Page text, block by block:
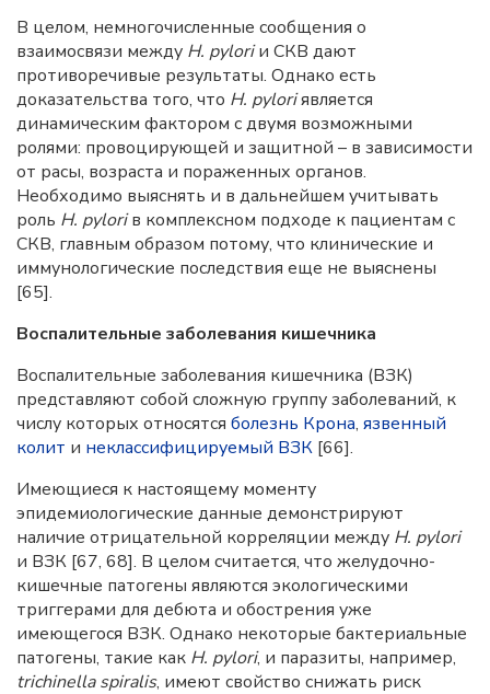
В целом, немногочисленные сообщения о
взаимосвязи между H. pyloriи СКВ дают
противоречивые результаты. Однако есть
доказательства того, что H. pyloriявляется
динамическим фактором с двумя возможными
ролями: провоцирующей и защитной – в зависимости
от расы, возраста и пораженных органов.
Необходимо выяснять и в дальнейшем учитывать
роль H. pyloriв комплексном подходе к пациентам с
СКВ, главным образом потому, что клинические и
иммунологические последствия еще не выяснены
[65].
Воспалительные заболевания кишечника
Воспалительные заболевания кишечника (ВЗК)
представляют собой сложную группу заболеваний, к
числу которых относятся болезнь Крона, язвенный
колит и неклассифицируемый ВЗК [66].
Имеющиеся к настоящему моменту
эпидемиологические данные демонстрируют
наличие отрицательной корреляции между H. pylori
и ВЗК [67, 68]. В целом считается, что желудочно-
кишечные патогены являются экологическими
триггерами для дебюта и обострения уже
имеющегося ВЗК. Однако некоторые бактериальные
патогены, такие как H. pylori, и паразиты, например,
trichinella spiralis, имеют свойство снижать риск